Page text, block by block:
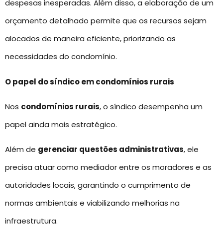
despesas inesperadas. Além disso, a elaboração de um
orçamento detalhado permite que os recursos sejam
alocados de maneira eficiente, priorizando as
necessidades do condomínio.
O papel do síndico em condomínios rurais
Nos condomínios rurais, o síndico desempenha um
papel ainda mais estratégico.
Além de gerenciar questões administrativas, ele
precisa atuar como mediador entre os moradores e as
autoridades locais, garantindo o cumprimento de
normas ambientais e viabilizando melhorias na
infraestrutura.